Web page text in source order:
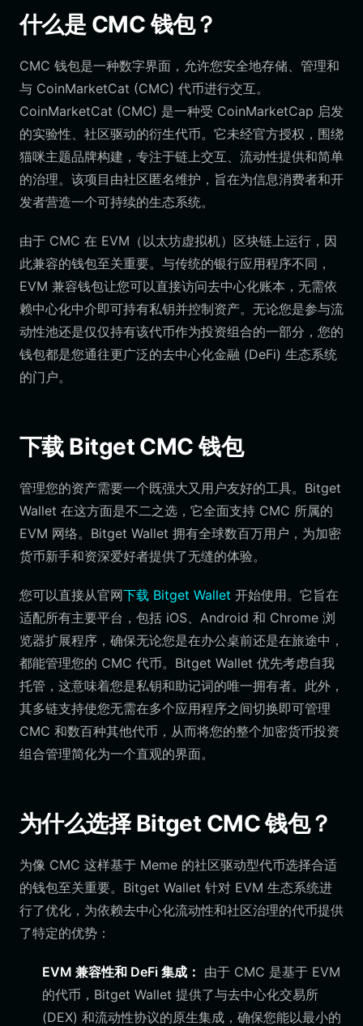
什么是 CMC 钱包？
CMC 钱包是一种数字界面，允许您安全地存储、管理和
与 CoinMarketCat (CMC) 代币进行交互。
CoinMarketCat (CMC) 是一种受 CoinMarketCap 启发
的实验性、社区驱动的衍生代币。它未经官方授权，围绕
猫咪主题品牌构建，专注于链上交互、流动性提供和简单
的治理。该项目由社区匿名维护，旨在为信息消费者和开
发者营造一个可持续的生态系统。
由于 CMC 在 EVM（以太坊虚拟机）区块链上运行，因
此兼容的钱包至关重要。与传统的银行应用程序不同，
EVM 兼容钱包让您可以直接访问去中心化账本，无需依
赖中心化中介即可持有私钥并控制资产。无论您是参与流
动性池还是仅仅持有该代币作为投资组合的一部分，您的
钱包都是您通往更广泛的去中心化金融 (DeFi) 生态系统
的门户。
下载 Bitget CMC 钱包
管理您的资产需要一个既强大又用户友好的工具。Bitget
Wallet 在这方面是不二之选，它全面支持 CMC 所属的
EVM 网络。Bitget Wallet 拥有全球数百万用户，为加密
货币新手和资深爱好者提供了无缝的体验。
您可以直接从官网下载 Bitget Wallet 开始使用。它旨在
适配所有主要平台，包括 iOS、Android 和 Chrome 浏
览器扩展程序，确保无论您是在办公桌前还是在旅途中，
都能管理您的 CMC 代币。Bitget Wallet 优先考虑自我
托管，这意味着您是私钥和助记词的唯一拥有者。此外，
其多链支持使您无需在多个应用程序之间切换即可管理
CMC 和数百种其他代币，从而将您的整个加密货币投资
组合管理简化为一个直观的界面。
为什么选择 Bitget CMC 钱包？
为像 CMC 这样基于 Meme 的社区驱动型代币选择合适
的钱包至关重要。Bitget Wallet 针对 EVM 生态系统进
行了优化，为依赖去中心化流动性和社区治理的代币提供
了特定的优势：
EVM 兼容性和 DeFi 集成： 由于 CMC 是基于 EVM
的代币，Bitget Wallet 提供了与去中心化交易所
(DEX) 和流动性协议的原生集成，确保您能以最小的